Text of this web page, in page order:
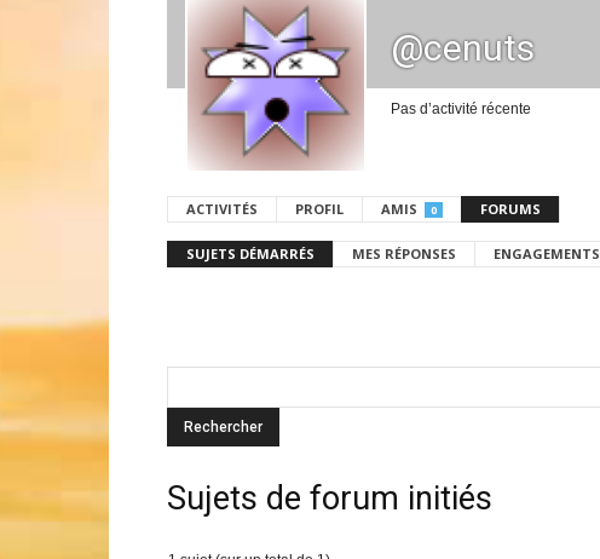
@cenuts
Pas d’activité récente
ACTIVITÉS PROFIL AMIS 0 FORUMS
SUJETS DÉMARRÉS MES RÉPONSES ENGAGEMENTS
Sujets de forum initiés